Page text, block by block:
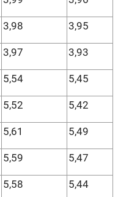
3,98 3,95
3,97 3,93
5,54 5,45
5,52 5,42
5,61 5,49
5,59 5,47
5,58 5,44